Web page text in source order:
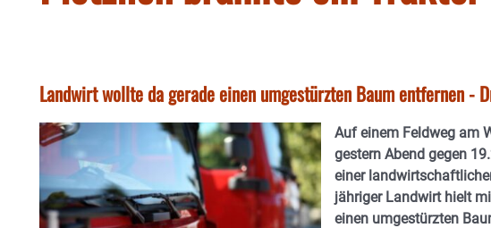
Landwirt wollte da gerade einen umgestürzten Baum entfernen -
Auf einem Feldweg am
gestern Abend gegen
einer
jähriger Landwirt hielt
einen umgestürzten